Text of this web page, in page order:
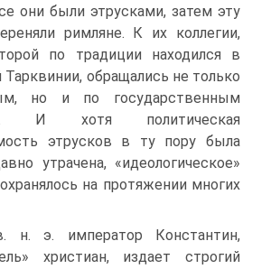
они были этрусками, затем эту
римляне. К их коллегии,
по традиции находился в
Тарквинии, обращались не только
но и по государственным
И хотя политическая
этрусков в ту пору была
утрачена, «идеологическое»
на протяжении многих
э. император Константин,
христиан, издает строгий